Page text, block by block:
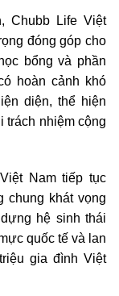
Chubb Life Việt
đóng góp cho
bổng và phần
hoàn cảnh khó
diện, thể hiện
trách nhiệm cộng
Nam tiếp tục
chung khát vọng
hệ sinh thái
quốc tế và lan
gia đình Việt